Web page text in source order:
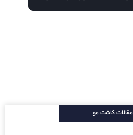
مقالات کاشت مو